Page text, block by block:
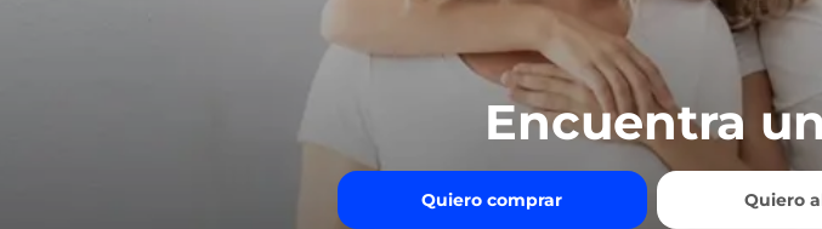
Encuentra
Quiero comprar Quiero